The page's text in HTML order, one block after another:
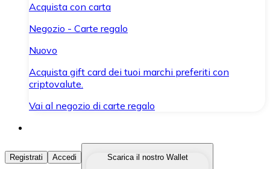
Acquista con carta
Negozio - Carte regalo
Nuovo
Acquista gift card dei tuoi marchi preferiti con
criptovalute.
Vai al negozio di carte regalo
Acquista Criptovalute
Registrati Accedi
Scarica il nostro Wallet